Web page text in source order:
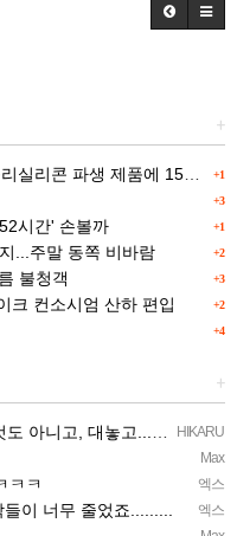
+
+1
품에 15% 관세...한국 기업도 영향
+3
+1
시간' 손볼까
+2
...주말 동쪽 비바람
+3
불청객
+2
크 컨소시엄 산하 편입
+4
+
HIKARU
니고, 대놓고...ㅋ ㅋ)
Max
엑스
ㅋㅋ
엑스
이 너무 줄었죠.........